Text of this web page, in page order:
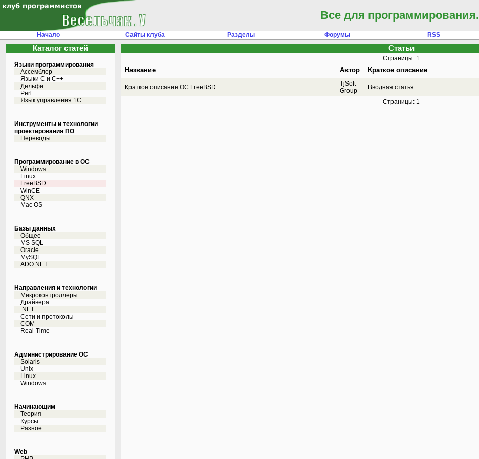
Все для программирования.
Начало Сайты клуба Разделы Форумы RSS
Каталог статей
Языки программирования
Ассемблер
Языки С и C++
Дельфи
Perl
Язык управления 1С
Инструменты и технологии
проектирования ПО
Переводы
Программирование в ОС
Windows
Linux
FreeBSD
WinCE
QNX
Mac OS
Базы данных
Общее
MS SQL
Oracle
MySQL
ADO.NET
Направления и технологии
Микроконтроллеры
Драйвера
.NET
Сети и протоколы
COM
Real-Time
Администрирование ОС
Solaris
Unix
Linux
Windows
Начинающим
Теория
Курсы
Разное
Web
Статьи
Страницы: 1
Название Автор Краткое описание
Краткое описание ОС FreeBSD.
TjSoft
Group
Вводная статья.
Страницы: 1